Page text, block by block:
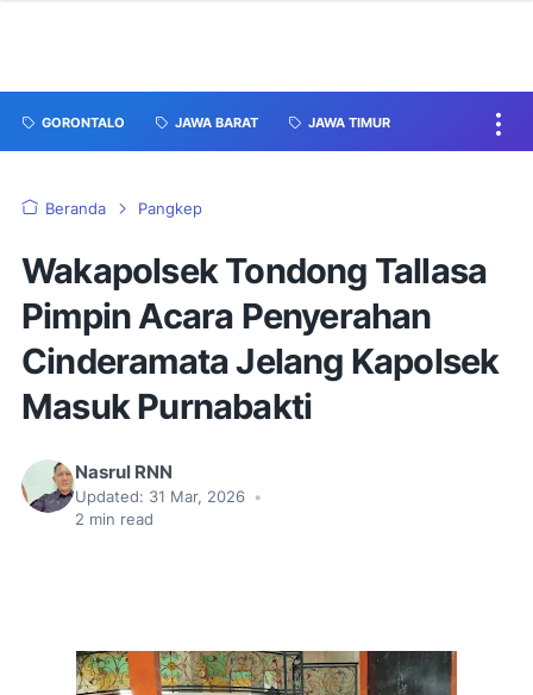
GORONTALO JAWA BARAT JAWA TIMUR
Beranda Pangkep
Wakapolsek Tondong Tallasa
Pimpin Acara Penyerahan
Cinderamata Jelang Kapolsek
Masuk Purnabakti
Nasrul RNN
Updated: 31 Mar, 2026 •
2 min read